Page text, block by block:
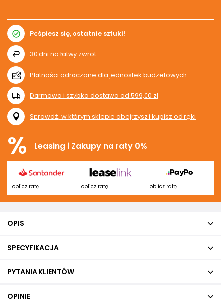
Pośpiesz się, ostatnie sztuki!
30 dni na łatwy zwrot
Płatności odroczone dla jednostek budżetowych
Darmowa i szybka dostawa od 599,00 zł
Sprawdź, w którym sklepie obejrzysz i kupisz od ręki
% Leasing i Zakupy na raty 0%
oblicz ratę oblicz ratę oblicz ratę
OPIS
SPECYFIKACJA
PYTANIA KLIENTÓW
OPINIE